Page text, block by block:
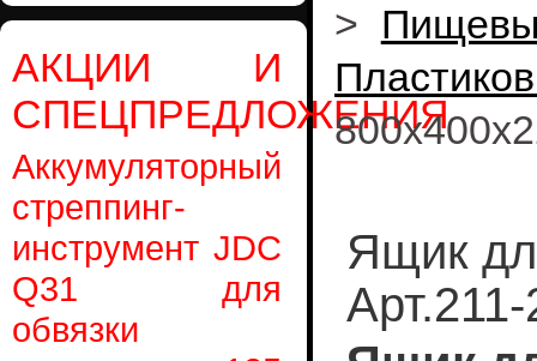
АКЦИИ И
СПЕЦПРЕДЛОЖЕНИЯ
Аккумуляторный
стреппинг-
инструмент JDC
Q31 для
обвязки
>
Ящик
Арт.211-